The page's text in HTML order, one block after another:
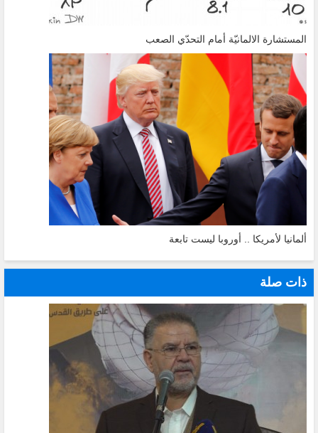
المستشارة الالمانيّة أمام التحدّي الصعب
ألمانيا لأمريكا .. أوروبا ليست تابعة
ذات صلة